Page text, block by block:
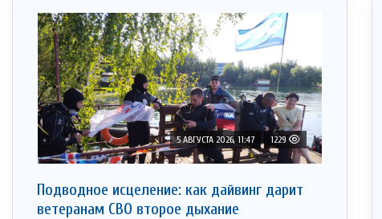
5 АВГУСТА 2026, 11:47 1229
Подводное исцеление: как дайвинг дарит
ветеранам СВО второе дыхание